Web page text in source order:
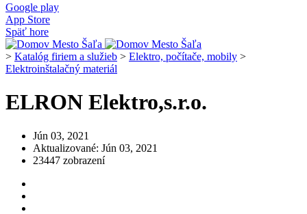
Google play
App Store
Späť hore
> Katalóg firiem a služieb > Elektro, počítače, mobily >
Elektroinštalačný materiál
ELRON Elektro,s.r.o.
Jún 03, 2021
Aktualizované: Jún 03, 2021
23447 zobrazení